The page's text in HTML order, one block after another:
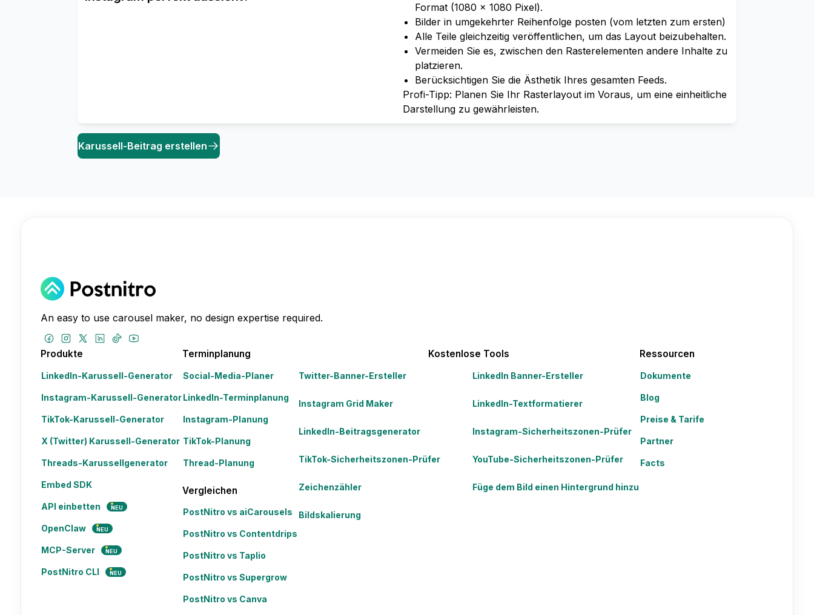
Format (1080 × 1080 Pixel).
Bilder in umgekehrter Reihenfolge posten (vom letzten zum ersten)
Alle Teile gleichzeitig veröffentlichen, um das Layout beizubehalten.
Vermeiden Sie es, zwischen den Rasterelementen andere Inhalte zu
platzieren.
Berücksichtigen Sie die Ästhetik Ihres gesamten Feeds.
Profi-Tipp: Planen Sie Ihr Rasterlayout im Voraus, um eine einheitliche
Darstellung zu gewährleisten.
Karussell-Beitrag erstellen
An easy to use carousel maker, no design expertise required.
Produkte
LinkedIn-Karussell-Generator
Instagram-Karussell-Generator
TikTok-Karussell-Generator
X (Twitter) Karussell-Generator
Threads-Karussellgenerator
Embed SDK
API einbetten NEU
OpenClaw NEU
MCP-Server NEU
PostNitro CLI NEU
Terminplanung
Social-Media-Planer
LinkedIn-Terminplanung
Instagram-Planung
TikTok-Planung
Thread-Planung
Vergleichen
PostNitro vs aiCarousels
PostNitro vs Contentdrips
PostNitro vs Taplio
PostNitro vs Supergrow
PostNitro vs Canva
Kostenlose Tools
Twitter-Banner-Ersteller LinkedIn Banner-Ersteller
Instagram Grid Maker LinkedIn-Textformatierer
LinkedIn-Beitragsgenerator Instagram-Sicherheitszonen-Prüfer
TikTok-Sicherheitszonen-Prüfer YouTube-Sicherheitszonen-Prüfer
Zeichenzähler Füge dem Bild einen Hintergrund hinzu
Bildskalierung
Ressourcen
Dokumente
Blog
Preise & Tarife
Partner
Facts